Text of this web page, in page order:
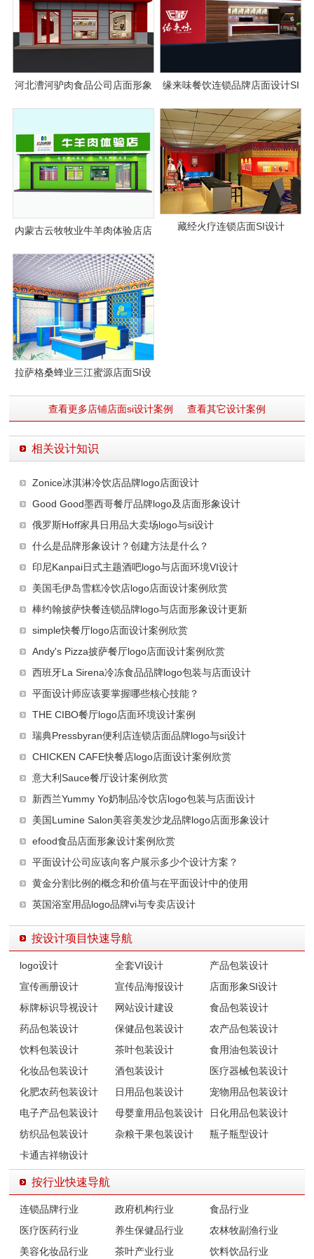
河北漕河驴肉食品公司店面形象
缘来味餐饮连锁品牌店面设计SI
内蒙古云牧牧业牛羊肉体验店店
藏经火疗连锁店面SI设计
拉萨格桑蜂业三江蜜源店面SI设
查看更多店铺店面si设计案例
查看其它设计案例
相关设计知识
Zonice冰淇淋冷饮店品牌logo店面设计
Good Good墨西哥餐厅品牌logo及店面形象设计
俄罗斯Hoff家具日用品大卖场logo与si设计
什么是品牌形象设计？创建方法是什么？
印尼Kanpai日式主题酒吧logo与店面环境VI设计
美国毛伊岛雪糕冷饮店logo店面设计案例欣赏
棒约翰披萨快餐连锁品牌logo与店面形象设计更新
simple快餐厅logo店面设计案例欣赏
Andy's Pizza披萨餐厅logo店面设计案例欣赏
西班牙La Sirena冷冻食品品牌logo包装与店面设计
平面设计师应该要掌握哪些核心技能？
THE CIBO餐厅logo店面环境设计案例
瑞典Pressbyran便利店连锁店面品牌logo与si设计
CHICKEN CAFE快餐店logo店面设计案例欣赏
意大利Sauce餐厅设计案例欣赏
新西兰Yummy Yo奶制品冷饮店logo包装与店面设计
美国Lumine Salon美容美发沙龙品牌logo店面形象设计
efood食品店面形象设计案例欣赏
平面设计公司应该向客户展示多少个设计方案？
黄金分割比例的概念和价值与在平面设计中的使用
英国浴室用品logo品牌vi与专卖店设计
按设计项目快速导航
logo设计 全套VI设计
产品包装设计
宣传画册设计
宣传品海报设计
店面形象SI设计
标牌标识导视设计
网站设计建设
食品包装设计
药品包装设计
保健品包装设计
农产品包装设计
饮料包装设计
茶叶包装设计
食用油包装设计
化妆品包装设计
酒包装设计
医疗器械包装设计
化肥农药包装设计
日用品包装设计
宠物用品包装设计
电子产品包装设计
母婴童用品包装设计
日化用品包装设计
纺织品包装设计
杂粮干果包装设计
瓶子瓶型设计
卡通吉祥物设计
按行业快速导航
连锁品牌行业 政府机构行业
食品行业
医疗医药行业
养生保健品行业
农林牧副渔行业
美容化妆品行业
茶叶产业行业 饮料饮品行业